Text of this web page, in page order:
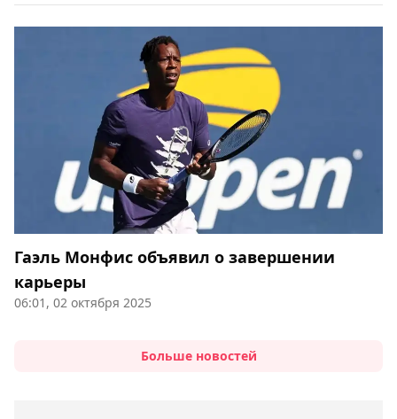
Гаэль Монфис объявил о завершении
карьеры
06:01, 02 октября 2025
Больше новостей